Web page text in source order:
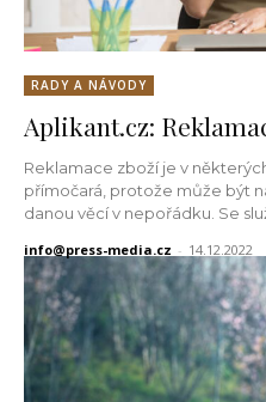
RADY A NÁVODY
Aplikant.cz:
Reklamace zboží je v
přímočará, protože může být
danou věcí v nepořádku. Se
info@press-media.cz - 14.12.2022